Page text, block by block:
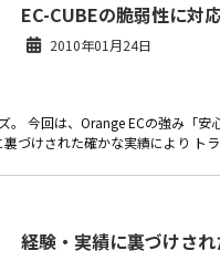
EC-CUBEの脆弱性に対
2010年01月24日
。 今回は、Orange ECの強み「
づけされた確かな実績により ト
経験・実績に裏づけさ